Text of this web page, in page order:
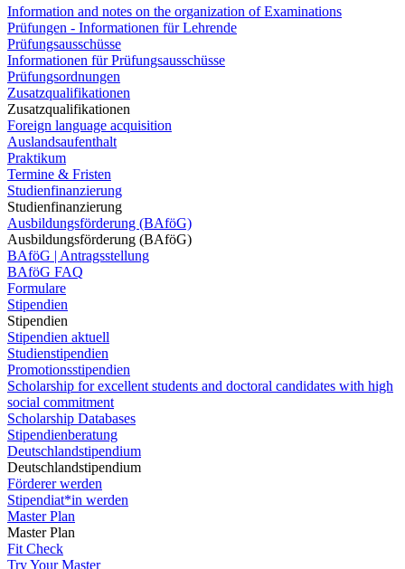
Information and notes on the organization of Examinations
Prüfungen - Informationen für Lehrende
Prüfungsausschüsse
Informationen für Prüfungsausschüsse
Prüfungsordnungen
Zusatzqualifikationen
Zusatzqualifikationen
Foreign language acquisition
Auslandsaufenthalt
Praktikum
Termine & Fristen
Studienfinanzierung
Studienfinanzierung
Ausbildungsförderung (BAföG)
Ausbildungsförderung (BAföG)
BAföG | Antragsstellung
BAföG FAQ
Formulare
Stipendien
Stipendien
Stipendien aktuell
Studienstipendien
Promotionsstipendien
Scholarship for excellent students and doctoral candidates with high
social commitment
Scholarship Databases
Stipendienberatung
Deutschlandstipendium
Deutschlandstipendium
Förderer werden
Stipendiat*in werden
Master Plan
Master Plan
Fit Check
Try Your Master